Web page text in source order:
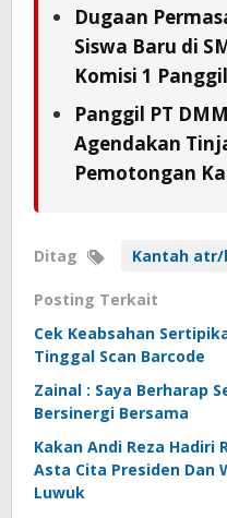
Dugaan
Siswa Baru di
Komisi 1
Panggil PT
Agendakan
Pemotongan
Ditag Kantah
Posting Terkait
Cek Keabsahan
Tinggal Scan Barcode
Zainal : Saya Berharap
Bersinergi Bersama
Kakan Andi Reza Hadiri
Asta Cita Presiden Dan
Luwuk